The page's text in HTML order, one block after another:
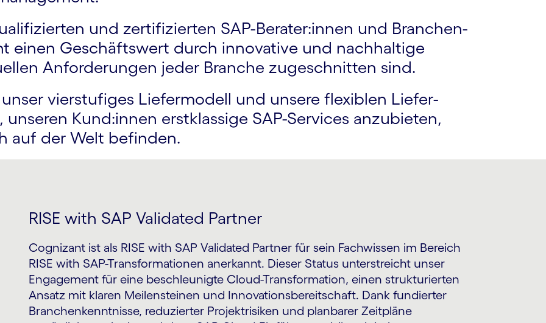
und zertifizierten SAP-Berater:innen und Branchen­
einen Geschäftswert durch innovative und nachhaltige
Anforder­ungen jeder Branche zugeschnitten sind.
vierstufiges Liefer­modell und unsere flexiblen Liefer­
Kund:innen erstklassige SAP-Services anzubieten,
auf der Welt befinden.
RISE with SAP Validated Partner
Cognizant ist als RISE with SAP Validated Partner für sein Fachwissen im Bereich
RISE with SAP-Transformationen anerkannt. Dieser Status unterstreicht unser
Engagement für eine beschleunigte Cloud-Transformation, einen strukturierten
Ansatz mit klaren Meilensteinen und Innovationsbereitschaft. Dank fundierter
Branchenkenntnisse, reduzierter Projektrisiken und planbarer Zeitpläne